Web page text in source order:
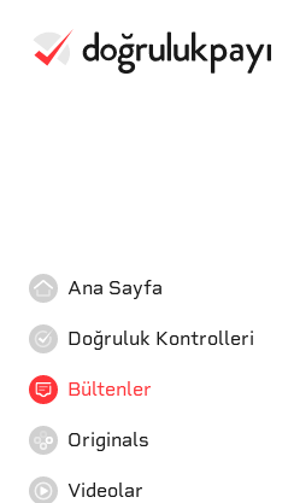
Ana Sayfa
Doğruluk Kontrolleri
Bültenler
Originals
Videolar